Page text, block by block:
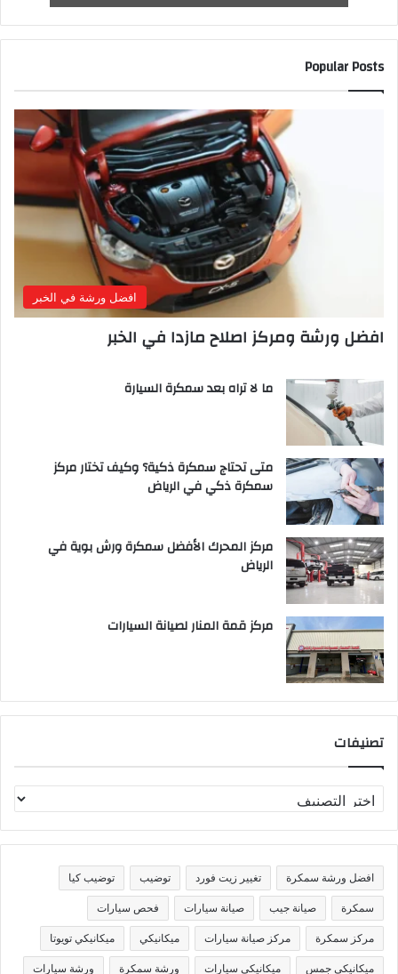
Popular Posts
افضل ورشة في الخبر
افضل ورشة ومركز اصلاح مازدا في الخبر
ما لا تراه بعد سمكرة السيارة
متى تحتاج سمكرة ذكية؟ وكيف تختار مركز
سمكرة ذكي في الرياض
مركز المحرك الأفضل سمكرة ورش بوية في
الرياض
مركز قمة المنار لصيانة السيارات
تصنيفات
ص
ن
ف
ا
افضل ورشة سمكرة تغيير زيت فورد توضيب توضيب كيا
سمكرة صيانة جيب صيانة سيارات فحص سيارات
مركز سمكرة مركز صيانة سيارات ميكانيكي ميكانيكي تويوتا
ميكانيكي جمس ميكانيكي سيارات ورشة سمكرة ورشة سيارات